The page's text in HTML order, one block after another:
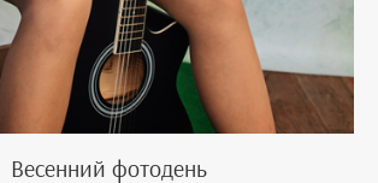
Весенний фотодень